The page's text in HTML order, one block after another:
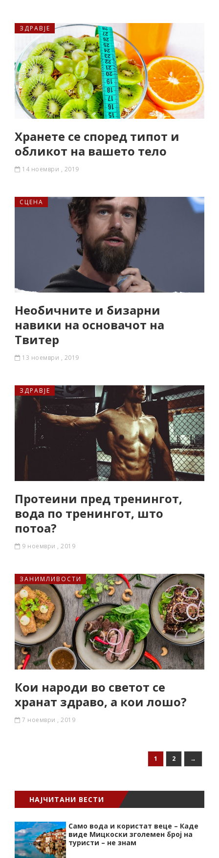
ЗДРАВЈЕ
Хранете се според типот и
обликот на вашето тело
14 ноември , 2019
СЦЕНА
Необичните и бизарни
навики на основачот на
Твитер
13 ноември , 2019
ЗДРАВЈЕ
Протеини пред тренингот,
вода по тренингот, што
потоа?
9 ноември , 2019
ЗАНИМЛИВОСТИ
Кои народи во светот се
хранат здраво, а кои лошо?
7 ноември , 2019
1 2 →
НАЈЧИТАНИ ВЕСТИ
Само вода и користат веце – Каде
виде Мицкоски зголемен број на
туристи – не знам